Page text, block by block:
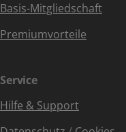
Basis-Mitgliedschaft
Premiumvorteile
Service
Hilfe & Support